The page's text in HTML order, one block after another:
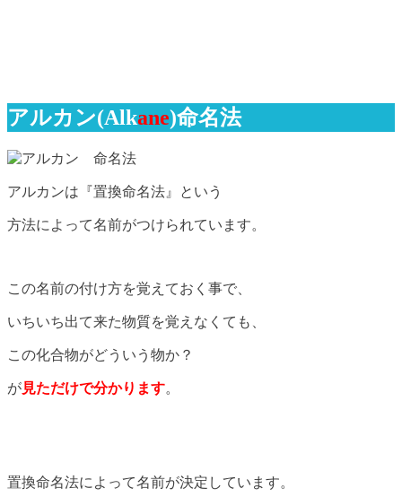
アルカン(Alkane)命名法
アルカンは『置換命名法』という
方法によって名前がつけられています。
この名前の付け方を覚えておく事で、
いちいち出て来た物質を覚えなくても、
この化合物がどういう物か？
が見ただけで分かります。
置換命名法によって名前が決定しています。